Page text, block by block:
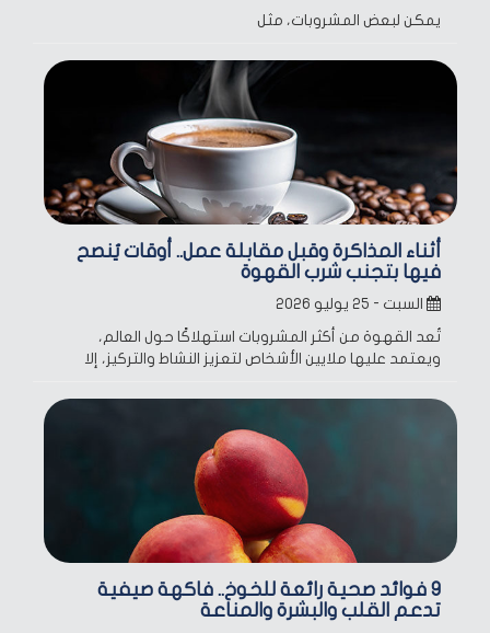
يمكن لبعض المشروبات، مثل
أثناء المذاكرة وقبل مقابلة عمل.. أوقات يُنصح
فيها بتجنب شرب القهوة
السبت - ٢٥ يوليو ٢٠٢٦
تُعد القهوة من أكثر المشروبات استهلاكًا حول العالم،
ويعتمد عليها ملايين الأشخاص لتعزيز النشاط والتركيز، إلا
9 فوائد صحية رائعة للخوخ.. فاكهة صيفية
تدعم القلب والبشرة والمناعة